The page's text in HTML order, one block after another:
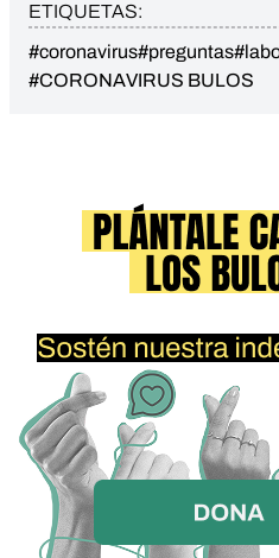
ETIQUETAS:
#coronavirus#preguntas
#CORONAVIRUS BULOS